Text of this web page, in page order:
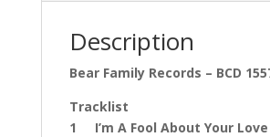
Description
Bear Family Records ‎– BCD
Tracklist
1 I’m A Fool About Your